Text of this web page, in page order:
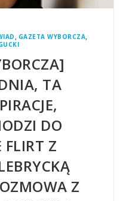
, GAZETA WYBORCZA,
TA
DO
FLIRT Z
Z